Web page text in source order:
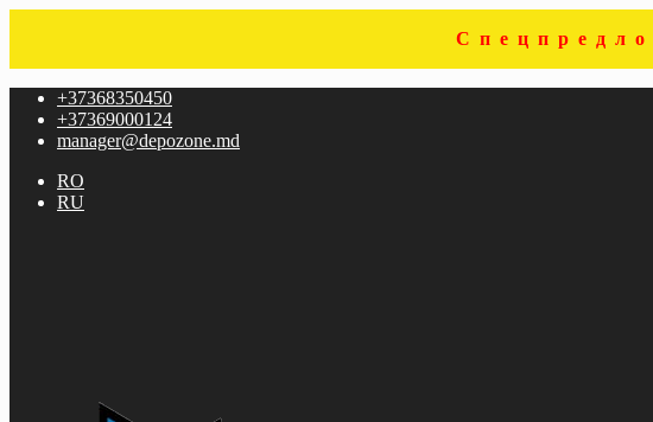
Перейти
навигации
Перейти
содержимому
+37368350450
+37369000124
manager@depozone.md
RO
RU